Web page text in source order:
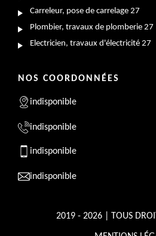
Carreleur, pose de carrelage 27
Plombier, travaux de plomberie 27
Electricien, travaux d'électricité 27
NOS COORDONNÉES
indisponible
indisponible
indisponible
indisponible
2019 - 2026 | TOUS